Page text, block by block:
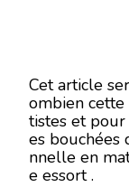
Cet article
ombien
tistes et
es bouchées
nnelle en
e essort .